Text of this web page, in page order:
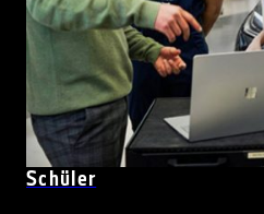
Schüler